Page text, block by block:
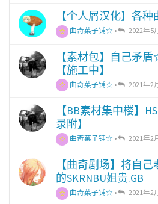
【个人屑汉化】各
曲奇菓子铺☆ • 2022年5
【素材包】自己矛
【施工中】
曲奇菓子铺☆ • 2021年2
【BB素材集中楼】
录附】
曲奇菓子铺☆ • 2021年2
【曲奇剧场】将自
的SKRNBU姐贵.GB
曲奇菓子铺☆ • 2021年2